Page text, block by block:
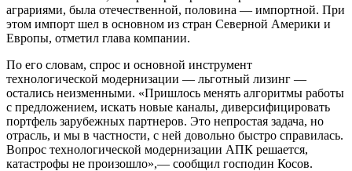
аграриями, была отечественной, половина — импортной. При
этом импорт шел в основном из стран Северной Америки и
Европы, отметил глава компании.
По его словам, спрос и основной инструмент
технологической модернизации — льготный лизинг —
остались неизменными. «Пришлось менять алгоритмы работы
с предложением, искать новые каналы, диверсифицировать
портфель зарубежных партнеров. Это непростая задача, но
отрасль, и мы в частности, с ней довольно быстро справилась.
Вопрос технологической модернизации АПК решается,
катастрофы не произошло»,— сообщил господин Косов.